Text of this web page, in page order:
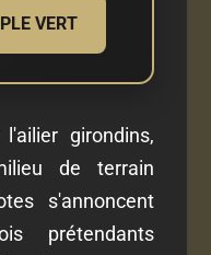
VERT
girondins,
de terrain
s'annoncent
prétendants